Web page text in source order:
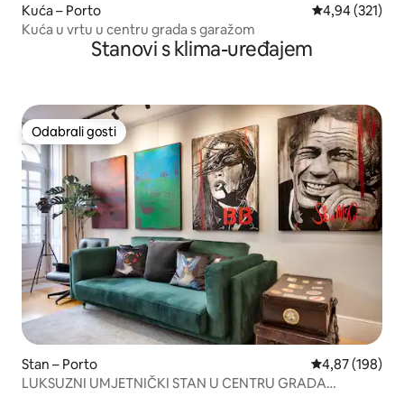
Kuća – Porto Prosječna
4,94 (321)
Kuća u vrtu u centru grada s garažom
Stanovi s klima-uređajem
Odabrali gosti
Odabrali gosti
Stan – Porto Prosječna
4,87 (198)
LUKSUZNI UMJETNIČKI STAN U CENTRU GRADA